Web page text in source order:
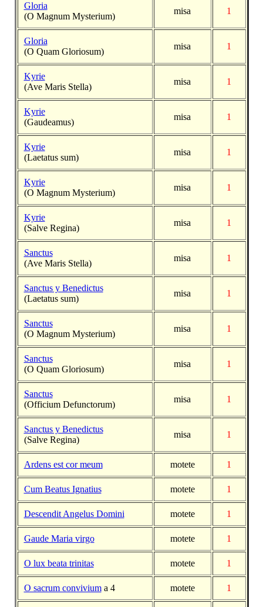
Gloria
(O Magnum Mysterium)
misa 1
Gloria
(O Quam Gloriosum)
misa 1
Kyrie
(Ave Maris Stella)
misa 1
Kyrie
(Gaudeamus)
misa 1
Kyrie
(Laetatus sum)
misa 1
Kyrie
(O Magnum Mysterium)
misa 1
Kyrie
(Salve Regina)
misa 1
Sanctus
(Ave Maris Stella)
misa 1
Sanctus y Benedictus
(Laetatus sum)
misa 1
Sanctus
(O Magnum Mysterium)
misa 1
Sanctus
(O Quam Gloriosum)
misa 1
Sanctus
(Officium Defunctorum)
misa 1
Sanctus y Benedictus
(Salve Regina)
misa 1
Ardens est cor meum motete 1
Cum Beatus Ignatius motete 1
Descendit Angelus Domini motete 1
Gaude Maria virgo motete 1
O lux beata trinitas motete 1
O sacrum conviviuma 4 motete 1